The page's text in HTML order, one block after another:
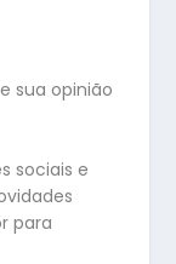
sua opinião
sociais e
para